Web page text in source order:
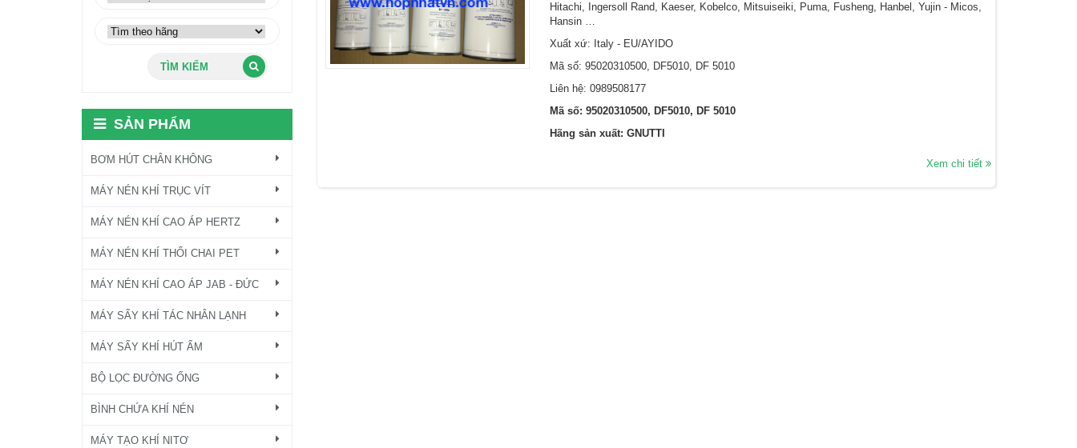
Hitachi, Ingersoll Rand, Kaeser, Kobelco, Mitsuiseiki, Puma, Fusheng, Hanbel, Yujin - Micos,
Hansin …
Xuất xứ: Italy - EU/AYIDO
Mã số: 95020310500, DF5010, DF 5010
Liên hệ: 0989508177
Mã số: 95020310500, DF5010, DF 5010
Hãng sản xuất: GNUTTI
Xem chi tiết
TÌM KIẾM
SẢN PHẨM
BƠM HÚT CHÂN KHÔNG
MÁY NÉN KHÍ TRỤC VÍT
MÁY NÉN KHÍ CAO ÁP HERTZ
MÁY NÉN KHÍ THỔI CHAI PET
MÁY NÉN KHÍ CAO ÁP JAB - ĐỨC
MÁY SẤY KHÍ TÁC NHÂN LẠNH
MÁY SẤY KHÍ HÚT ẨM
BỘ LỌC ĐƯỜNG ỐNG
BÌNH CHỨA KHÍ NÉN
MÁY TẠO KHÍ NITƠ